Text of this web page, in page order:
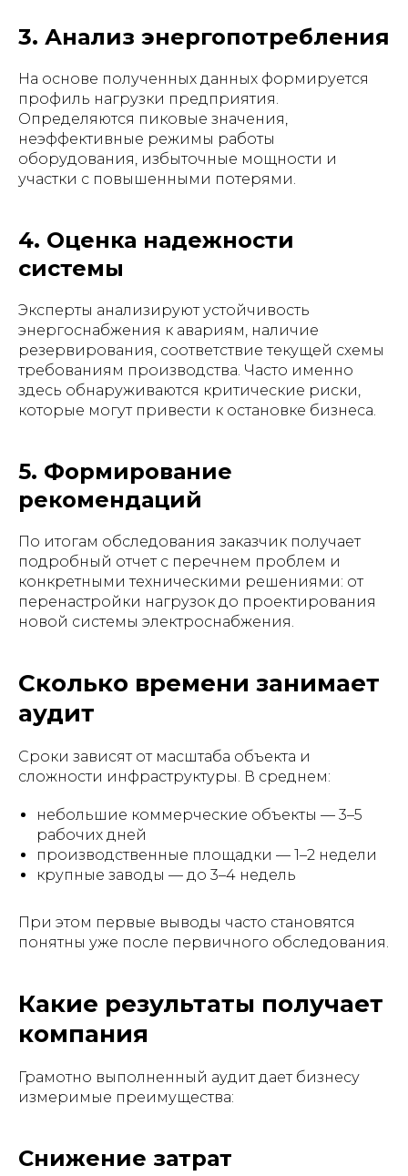
3. Анализ энергопотребления
На основе полученных данных формируется
профиль нагрузки предприятия.
Определяются пиковые значения,
неэффективные режимы работы
оборудования, избыточные мощности и
участки с повышенными потерями.
4. Оценка надежности
системы
Эксперты анализируют устойчивость
энергоснабжения к авариям, наличие
резервирования, соответствие текущей схемы
требованиям производства. Часто именно
здесь обнаруживаются критические риски,
которые могут привести к остановке бизнеса.
5. Формирование
рекомендаций
По итогам обследования заказчик получает
подробный отчет с перечнем проблем и
конкретными техническими решениями: от
перенастройки нагрузок до проектирования
новой системы электроснабжения.
Сколько времени занимает
аудит
Сроки зависят от масштаба объекта и
сложности инфраструктуры. В среднем:
небольшие коммерческие объекты — 3–5
рабочих дней
производственные площадки — 1–2 недели
крупные заводы — до 3–4 недель
При этом первые выводы часто становятся
понятны уже после первичного обследования.
Какие результаты получает
компания
Грамотно выполненный аудит дает бизнесу
измеримые преимущества:
Снижение затрат